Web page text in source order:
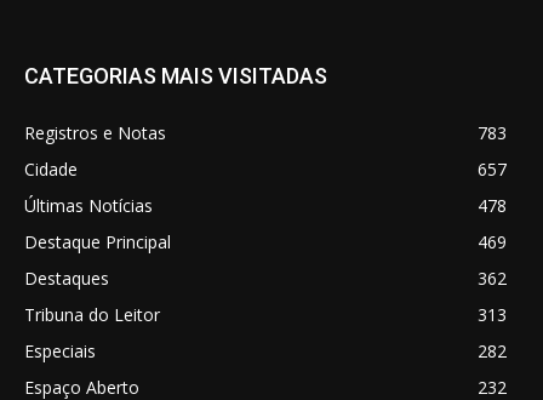
CATEGORIAS MAIS VISITADAS
Registros e Notas
783
Cidade
657
Últimas Notícias
478
Destaque Principal
469
Destaques
362
Tribuna do Leitor
313
Especiais
282
Espaço Aberto
232